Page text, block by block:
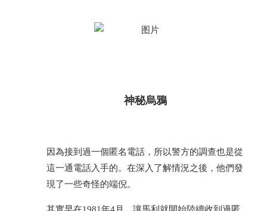
神秘烏鴉
因為接到過一個匿名電話，所以警方的調查也是從
這一通電話入手的。在深入了解情況之後，他們發
現了一些奇怪的端倪。